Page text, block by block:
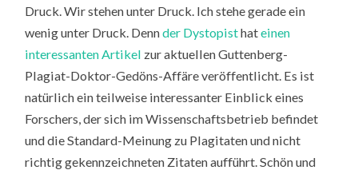
Druck. Wir stehen unter Druck. Ich stehe gerade ein
wenig unter Druck. Dennder Dystopisthateinen
interessanten Artikel zur aktuellen Guttenberg-
Plagiat-Doktor-Gedöns-Affäre veröffentlicht. Es ist
natürlich ein teilweise interessanter Einblick eines
Forschers, der sich im Wissenschaftsbetrieb befindet
und die Standard-Meinung zu Plagitaten und nicht
richtig gekennzeichneten Zitaten aufführt. Schön und